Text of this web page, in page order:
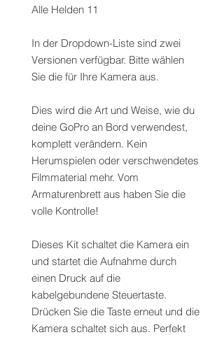
Alle Helden 11
In der Dropdown-Liste sind zwei
Versionen verfügbar. Bitte wählen
Sie die für Ihre Kamera aus.
Dies wird die Art und Weise, wie du
deine GoPro an Bord verwendest,
komplett verändern. Kein
Herumspielen oder verschwendetes
Filmmaterial mehr. Vom
Armaturenbrett aus haben Sie die
volle Kontrolle!
Dieses Kit schaltet die Kamera ein
und startet die Aufnahme durch
einen Druck auf die
kabelgebundene Steuertaste.
Drücken Sie die Taste erneut und die
Kamera schaltet sich aus. Perfekt